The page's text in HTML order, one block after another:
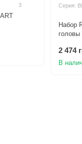
3
Серия:
Набор
250ml
2 474
В